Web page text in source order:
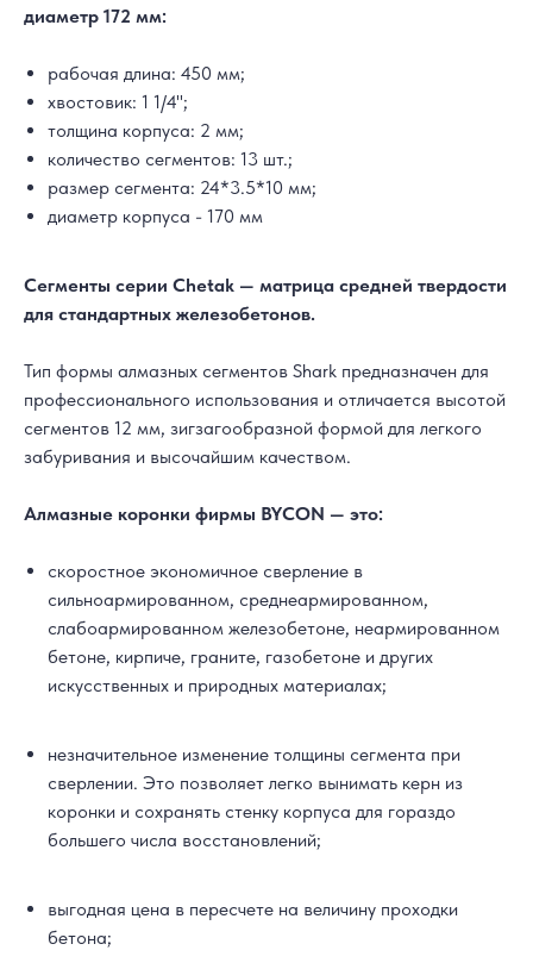
диаметр 172 мм:
рабочая длина: 450 мм;
хвостовик: 1 1/4'';
толщина корпуса: 2 мм;
количество сегментов: 13 шт.;
размер сегмента: 24*3.5*10 мм;
диаметр корпуса - 170 мм
Сегменты серии Chetak — матрица средней твердости
для стандартных железобетонов.
Тип формы алмазных сегментов Shark предназначен для
профессионального использования и отличается высотой
сегментов 12 мм, зигзагообразной формой для легкого
забуривания и высочайшим качеством.
Алмазные коронки фирмы BYCON — это:
скоростное экономичное сверление в
сильноармированном, среднеармированном,
слабоармированном железобетоне, неармированном
бетоне, кирпиче, граните, газобетоне и других
искусственных и природных материалах;
незначительное изменение толщины сегмента при
сверлении. Это позволяет легко вынимать керн из
коронки и сохранять стенку корпуса для гораздо
большего числа восстановлений;
выгодная цена в пересчете на величину проходки
бетона;